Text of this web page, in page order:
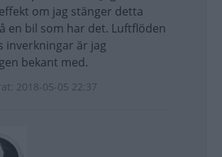
om jag stänger detta
en bil som har det. Luftflöden
inverkningar är jag
bekant med.
2018-05-05 22:37